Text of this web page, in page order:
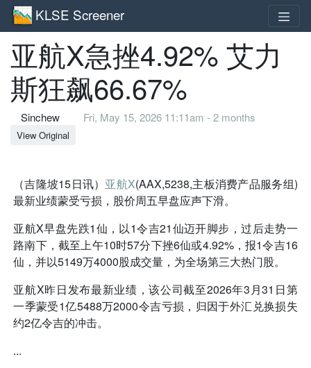
KLSE Screener
亚航X急挫4.92% 艾力
斯狂飙66.67%
Sinchew Fri, May 15, 2026 11:11am - 2 months
View Original
（吉隆坡15日讯） 亚航X(AAX,5238,主板消费产品服务组)
最新业绩蒙受亏损，股价周五早盘应声下滑。
亚航X早盘先跌1仙，以1令吉21仙迈开脚步，过后走势一
路南下，截至上午10时57分下挫6仙或4.92%，报1令吉16
仙，并以5149万4000股成交量，为全场第三大热门股。
亚航X昨日发布最新业绩，该公司截至2026年3月31日第
一季蒙受1亿5488万2000令吉亏损，归因于外汇兑换损失
约2亿令吉的冲击。
...